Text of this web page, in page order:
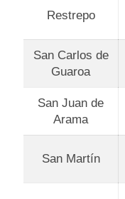
Restrepo
San Carlos de
Guaroa
San Juan de
Arama
San Martín